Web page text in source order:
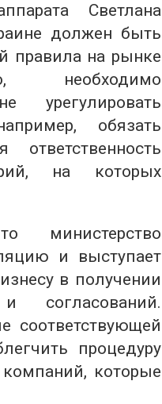
Светлана
должен быть
правила на рынке
необходимо
урегулировать
обязать
на которых
министерство
и выступает
в получении
согласований.
соответствующей
процедуру
которые